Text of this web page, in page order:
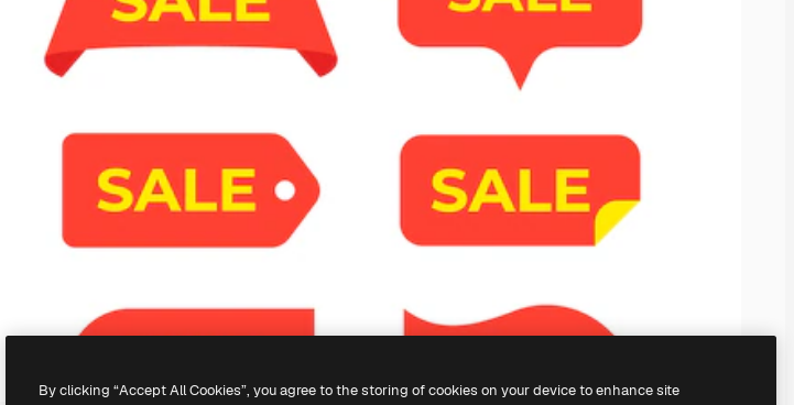
By clicking “Accept All Cookies”, you agree to the storing of cookies on your device to enhance site